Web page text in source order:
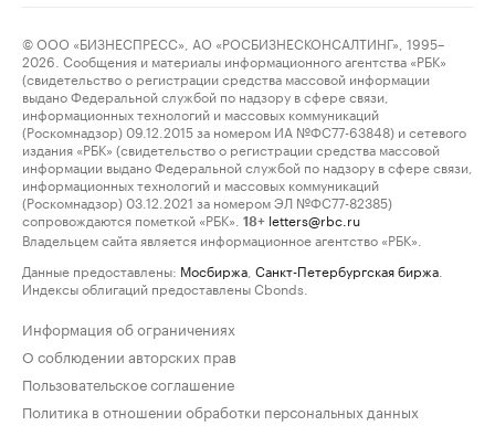
© ООО «БИЗНЕСПРЕСС», АО «РОСБИЗНЕСКОНСАЛТИНГ», 1995–
2026. Сообщения и материалы информационного агентства «РБК»
(свидетельство о регистрации средства массовой информации
выдано Федеральной службой по надзору в сфере связи,
информационных технологий и массовых коммуникаций
(Роскомнадзор) 09.12.2015 за номером ИА №ФС77-63848) и сетевого
издания «РБК» (свидетельство о регистрации средства массовой
информации выдано Федеральной службой по надзору в сфере связи,
информационных технологий и массовых коммуникаций
(Роскомнадзор) 03.12.2021 за номером ЭЛ №ФС77-82385)
сопровождаются пометкой «РБК».
18+ letters@rbc.ru
Владельцем сайта является информационное агентство «РБК».
Данные предоставлены: Мосбиржа Санкт-Петербургская биржа
Индексы облигаций предоставлены Cbonds.
Информация об ограничениях
О соблюдении авторских прав
Пользовательское соглашение
Политика в отношении обработки персональных данных